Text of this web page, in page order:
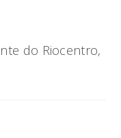
do Riocentro,